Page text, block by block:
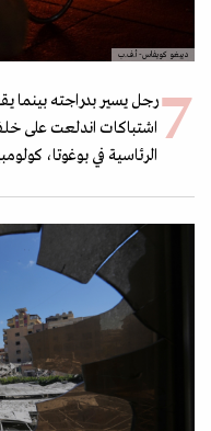
دييغو كويفاس- أ.ف.ب
رجل يسير بدراجته بينما
اشتباكات اندلعت على
الرئاسية في بوغوتا، كولومبيا، في